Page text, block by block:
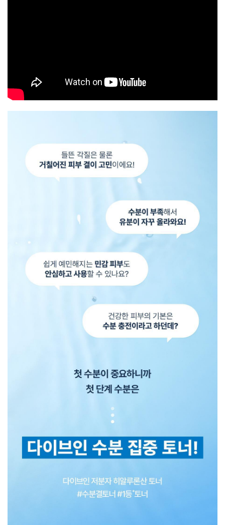
包裝權利，一切以實物為準。
以上資料及圖片只供參考，一切以實物為準